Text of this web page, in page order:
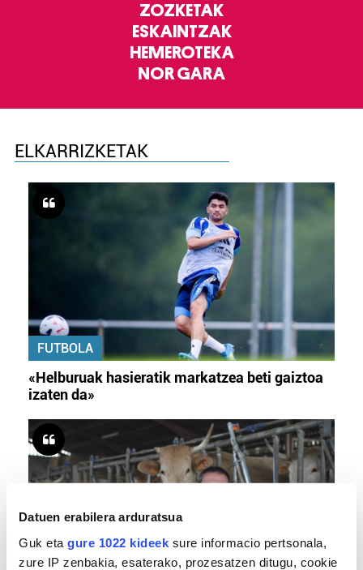
Datuen erabilera arduratsua
Guk eta gure 1022 kideek sure informacio pertsonala,
zure IP zenbakia, esaterako, prozesatzen ditugu, cookie
ZOZKETAK
ESKAINTZAK
HEMEROTEKA
NOR GARA
ELKARRIZKETAK
FUTBOLA
«Helburuak hasieratik markatzea beti gaiztoa
izaten da»